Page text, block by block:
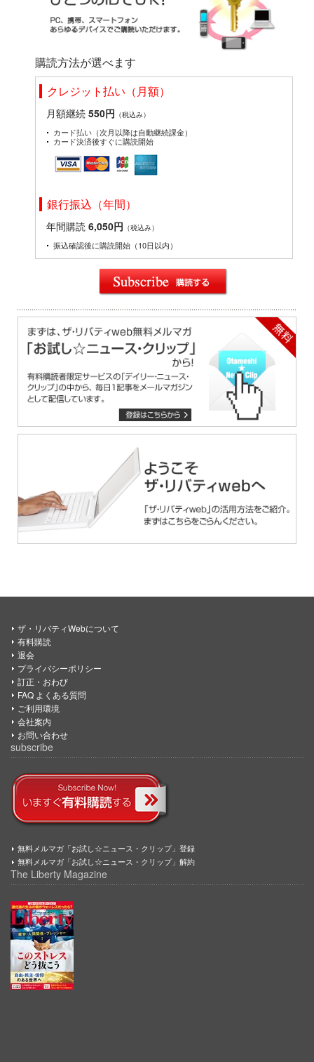
購読方法が選べます
クレジット払い（月額）
月額継続 550円 （税込み）
カード払い（次月以降は自動継続課金）
カード決済後すぐに購読開始
銀行振込（年間）
年間購読 6,050円 （税込み）
振込確認後に購読開始（10日以内）
ザ・リバティWebについて
有料購読
退会
プライバシーポリシー
訂正・おわび
FAQ よくある質問
ご利用環境
会社案内
お問い合わせ
subscribe
無料メルマガ「お試し☆ニュース・クリップ」登録
無料メルマガ「お試し☆ニュース・クリップ」解約
The Liberty Magazine